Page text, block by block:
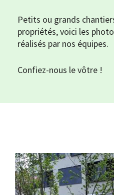
Petits ou grands
propriétés, voici les
réalisés par nos équipes.
Confiez-nous le vôtre !